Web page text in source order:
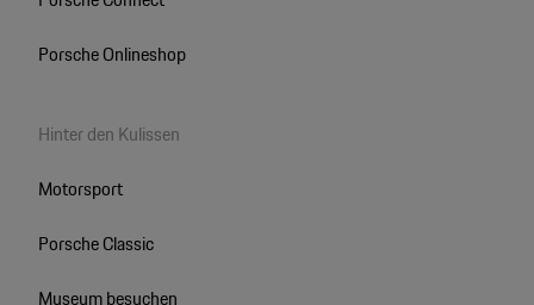
Porsche Onlineshop
Hinter den Kulissen
Motorsport
Porsche Classic
Museum besuchen